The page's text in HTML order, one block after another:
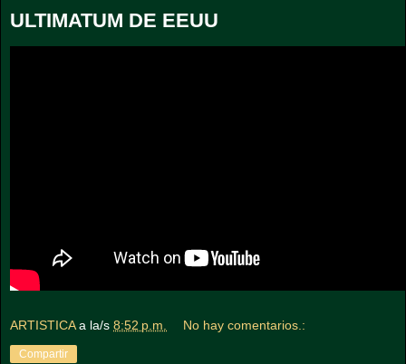
ULTIMATUM DE EEUU
ARTISTICA a la/s 8:52 p.m. No hay comentarios.:
Compartir